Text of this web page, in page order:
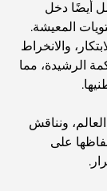
أيضًا دخل
المعيشة.
والانخراط
الرشيدة، مما
ونناقش
حفاظها على